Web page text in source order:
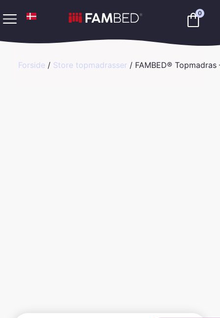
0
Forside / Store topmadrasser / FAMBED®